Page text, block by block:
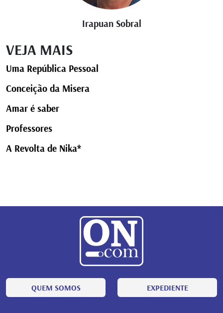
Irapuan Sobral
VEJA MAIS
Uma República Pessoal
Conceição da Misera
Amar é saber
Professores
A Revolta de Nika*
QUEM SOMOS EXPEDIENTE